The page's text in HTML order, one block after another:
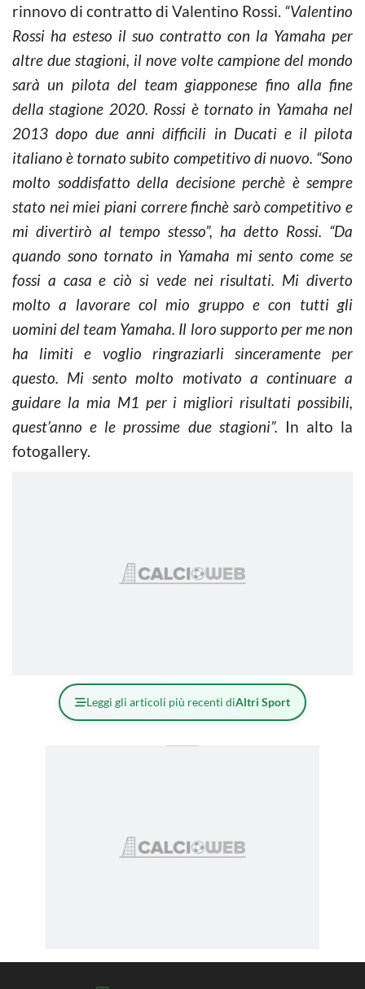
rinnovo di contratto di Valentino Rossi. “Valentino
Rossi ha esteso il suo contratto con la Yamaha per
altre due stagioni, il nove volte campione del mondo
sarà un pilota del team giapponese fino alla fine
della stagione 2020. Rossi è tornato in Yamaha nel
2013 dopo due anni difficili in Ducati e il pilota
italiano è tornato subito competitivo di nuovo. “Sono
molto soddisfatto della decisione perchè è sempre
stato nei miei piani correre finchè sarò competitivo e
mi divertirò al tempo stesso”, ha detto Rossi. “Da
quando sono tornato in Yamaha mi sento come se
fossi a casa e ciò si vede nei risultati. Mi diverto
molto a lavorare col mio gruppo e con tutti gli
uomini del team Yamaha. Il loro supporto per me non
ha limiti e voglio ringraziarli sinceramente per
questo. Mi sento molto motivato a continuare a
guidare la mia M1 per i migliori risultati possibili,
quest’anno e le prossime due stagioni”. In alto la
fotogallery.
Leggi gli articoli più recenti diAltri Sport